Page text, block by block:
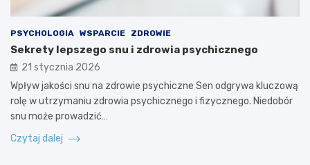
PSYCHOLOGIA WSPARCIE ZDROWIE
Sekrety lepszego snu i zdrowia psychicznego
21 stycznia 2026
Wpływ jakości snu na zdrowie psychiczne Sen odgrywa kluczową
rolę w utrzymaniu zdrowia psychicznego i fizycznego. Niedobór
snu może prowadzić…
Czytaj dalej